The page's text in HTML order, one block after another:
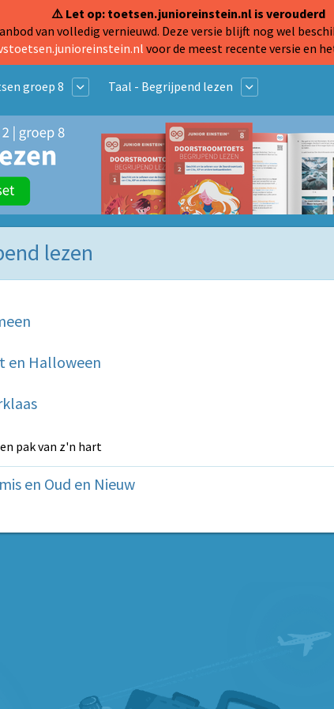
⚠️ Let op: toetsen.junioreinstein.nl is verouderd
van volledig vernieuwd. Deze versie blijft nog wel
voor de meest recente versie en
groep 8 Taal - Begrijpend lezen
lezen
en Halloween
pak van z'n hart
en Oud en Nieuw